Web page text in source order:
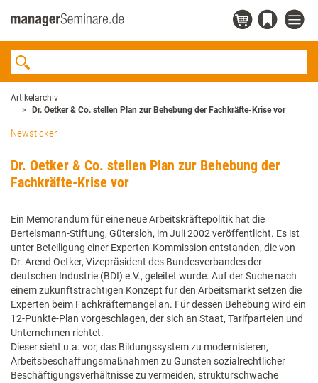
Artikelarchiv
Dr. Oetker & Co. stellen Plan zur Behebung der Fachkräfte-Krise vor
Newsticker
Dr. Oetker & Co. stellen Plan zur Behebung der
Fachkräfte-Krise vor
Ein Memorandum für eine neue Arbeitskräftepolitik hat die
Bertelsmann-Stiftung, Gütersloh, im Juli 2002 veröffentlicht. Es ist
unter Beteiligung einer Experten-Kommission entstanden, die von
Dr. Arend Oetker, Vizepräsident des Bundesverbandes der
deutschen Industrie (BDI) e.V., geleitet wurde. Auf der Suche nach
einem zukunftsträchtigen Konzept für den Arbeitsmarkt setzen die
Experten beim Fachkräftemangel an. Für dessen Behebung wird ein
12-Punkte-Plan vorgeschlagen, der sich an Staat, Tarifparteien und
Unternehmen richtet.
Dieser sieht u.a. vor, das Bildungssystem zu modernisieren,
Arbeitsbeschaffungsmaßnahmen zu Gunsten sozialrechtlicher
Beschäftigungsverhältnisse zu vermeiden, strukturschwache